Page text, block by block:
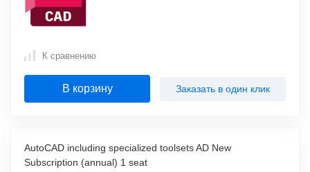
К сравнению
В корзину Заказать в один клик
AutoCAD including specialized toolsets AD New
Subscription (annual) 1 seat